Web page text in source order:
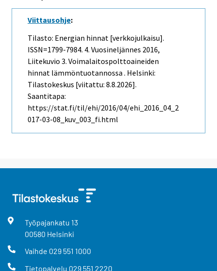
Viittausohje:
Tilasto: Energian hinnat [verkkojulkaisu].
ISSN=1799-7984. 4. Vuosineljännes 2016,
Liitekuvio 3. Voimalaitospolttoaineiden
hinnat lämmöntuotannossa . Helsinki:
Tilastokeskus [viitattu: 8.8.2026].
Saantitapa:
https://stat.fi/til/ehi/2016/04/ehi_2016_04_2
017-03-08_kuv_003_fi.html
Työpajankatu 13
00580 Helsinki
Vaihde 029 551 1000
Tietopalvelu 029 551 2220